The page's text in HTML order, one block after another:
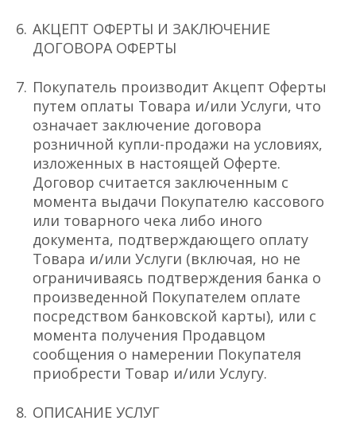
АКЦЕПТ ОФЕРТЫ И ЗАКЛЮЧЕНИЕ
ДОГОВОРА ОФЕРТЫ
Покупатель производит Акцепт Оферты
путем оплаты Товара и/или Услуги, что
означает заключение договора
розничной купли-продажи на условиях,
изложенных в настоящей Оферте.
Договор считается заключенным с
момента выдачи Покупателю кассового
или товарного чека либо иного
документа, подтверждающего оплату
Товара и/или Услуги (включая, но не
ограничиваясь подтверждения банка о
произведенной Покупателем оплате
посредством банковской карты), или с
момента получения Продавцом
сообщения о намерении Покупателя
приобрести Товар и/или Услугу.
ОПИСАНИЕ УСЛУГ